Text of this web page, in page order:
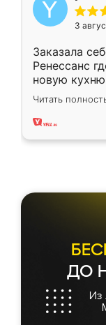
3
Заказала
Ренессанс
новую
вполне
два года,
Читать
ДО
Из